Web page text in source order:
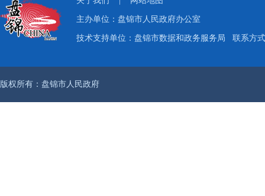
主办单位：盘锦市人民政府办公室
技术支持单位：盘锦市数据和政务服务局 联系方
版权所有：盘锦市人民政府